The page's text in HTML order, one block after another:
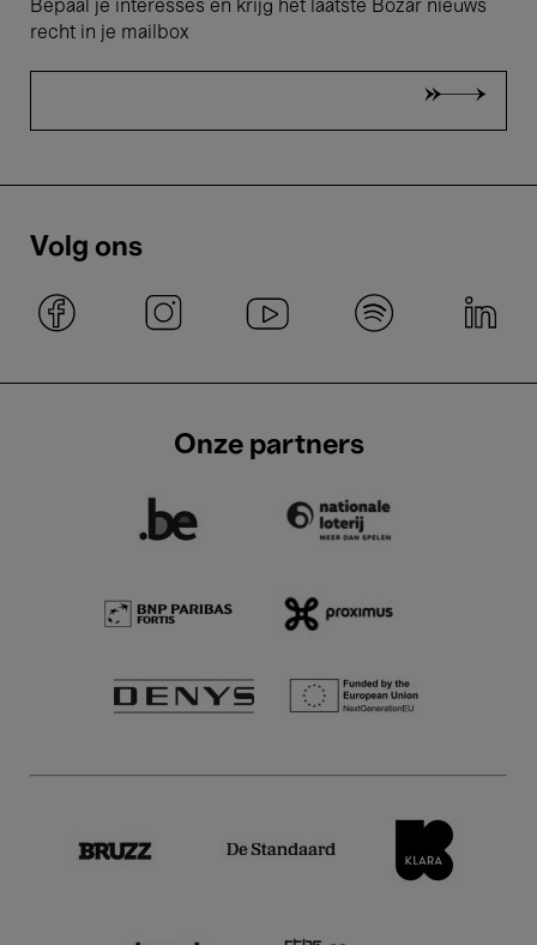
Bepaal je interesses en krijg het laatste Bozar nieuws
recht in je mailbox
Volg ons
Onze partners